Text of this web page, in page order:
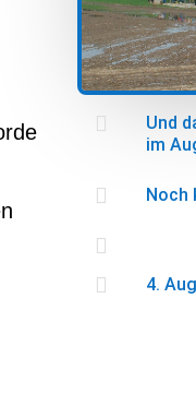

Und
im
 Noch


4.